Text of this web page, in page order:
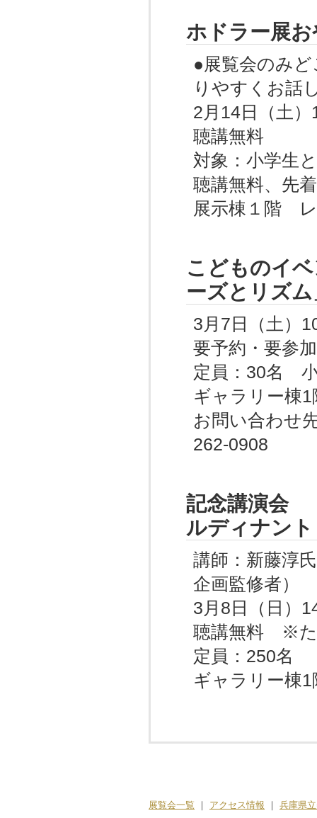
ホドラー展
●展覧会のみ
りやすくお話
2月14日（土
聴講無料
対象：小学生
聴講無料、先
展示棟１階
こどものイ
ーズとリズム
3月7日（土）
要予約・要参
定員：30名
ギャラリー棟
お問い合わせ
262-0908
記念講演会
ルディナン
講師：新藤淳
企画監修者）
3月8日（日）
聴講無料 ※た
定員：250名
ギャラリー
展覧会一覧 ｜ アクセス情報 ｜ 兵庫県